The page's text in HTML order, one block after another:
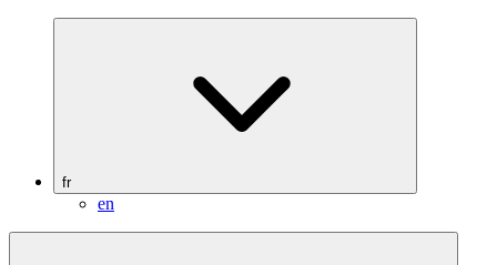
fr
en